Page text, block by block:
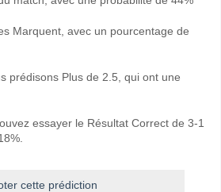
Marquent, avec un pourcentage de
prédisons Plus de 2.5, qui ont une
essayer le Résultat Correct de 3-1
cette prédiction